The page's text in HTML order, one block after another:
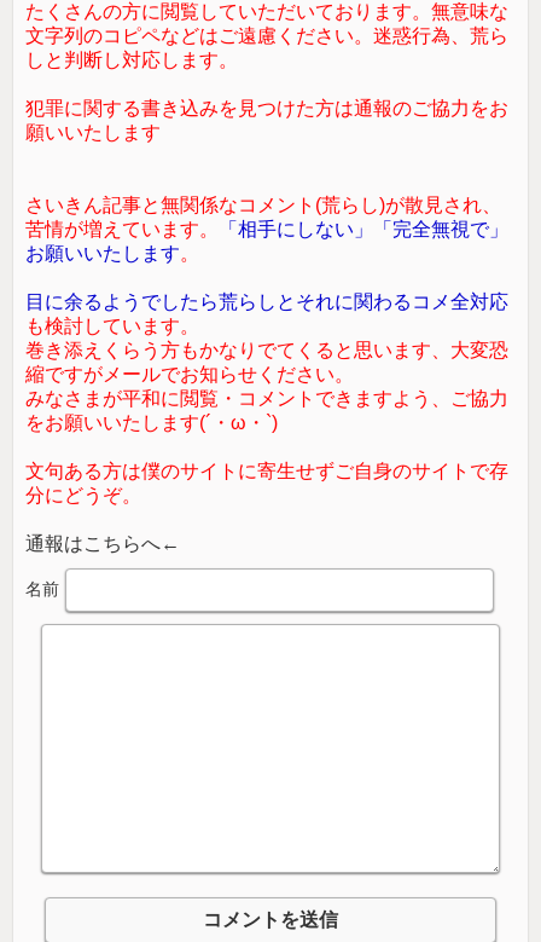
たくさんの方に閲覧していただいております。無意味な
文字列のコピペなどはご遠慮ください。迷惑行為、荒ら
しと判断し対応します。
犯罪に関する書き込みを見つけた方は通報のご協力をお
願いいたします
さいきん記事と無関係なコメント(荒らし)が散見され、
苦情が増えています。
「相手にしない」「完全無視で」
お願いいたします。
目に余るようでしたら荒らしとそれに関わるコメ全対応
も検討しています。
巻き添えくらう方もかなりでてくると思います、大変恐
縮ですがメールでお知らせください。
みなさまが平和に閲覧・コメントできますよう、ご協力
をお願いいたします(´・ω・`)
文句ある方は僕のサイトに寄生せずご自身のサイトで存
分にどうぞ。
通報はこちらへ←
名前